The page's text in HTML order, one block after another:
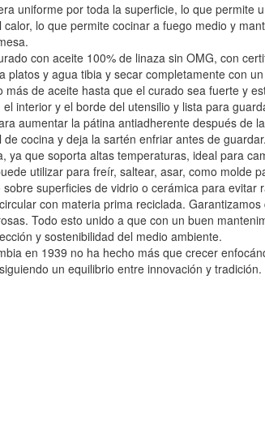
uniforme por toda la superficie, lo que permite
lo que permite cocinar a fuego medio y
con aceite 100% de linaza sin OMG, con
y agua tibia y secar completamente con
de aceite hasta que el curado sea fuerte y
interior y el borde del utensilio y lista para
aumentar la pátina antiadherente después de
cocina y deja la sartén enfriar antes de guardar.
que soporta altas temperaturas, ideal para
utilizar para freír, saltear, asar, como molde
superficies de vidrio o cerámica para evitar
con materia prima reciclada.
Todo esto unido a que con un buen
y sostenibilidad del medio ambiente.
en 1939 no ha hecho más que crecer
un equilibrio entre innovación y